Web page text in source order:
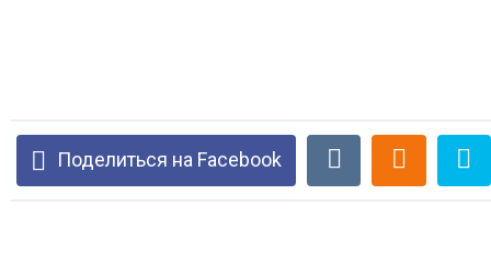
Поделиться на Facebook